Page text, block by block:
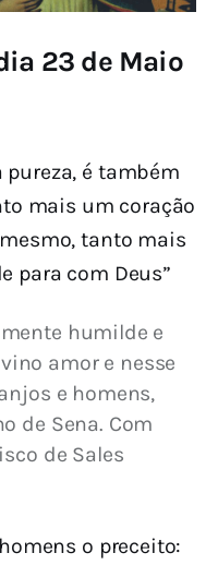
23 de Maio
pureza, é também
mais um coração
tanto mais
para com Deus”
humilde e
amor e nesse
e homens,
de Sena. Com
de Sales
o preceito: